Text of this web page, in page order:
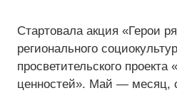
Двойной
Стартовала акция «Герои
регионального
просветительского
ценностей». Май — месяц,